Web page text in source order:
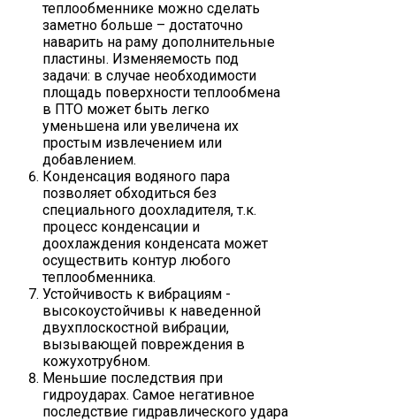
теплообменнике можно сделать
заметно больше – достаточно
наварить на раму дополнительные
пластины. Изменяемость под
задачи: в случае необходимости
площадь поверхности теплообмена
в ПТО может быть легко
уменьшена или увеличена их
простым извлечением или
добавлением.
Конденсация водяного пара
позволяет обходиться без
специального доохладителя, т.к.
процесс конденсации и
доохлаждения конденсата может
осуществить контур любого
теплообменника.
Устойчивость к вибрациям -
высокоустойчивы к наведенной
двухплоскостной вибрации,
вызывающей повреждения в
кожухотрубном.
Меньшие последствия при
гидроударах. Самое негативное
последствие гидравлического удара